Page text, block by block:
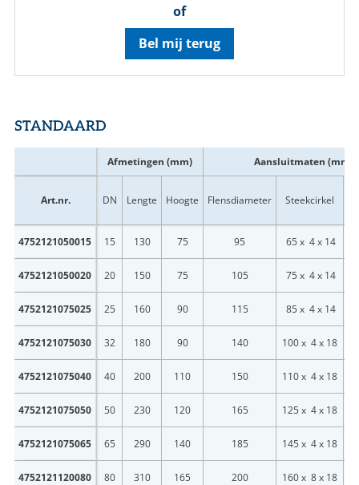
of
Bel mij terug
STANDAARD
Afmetingen (mm) Aansluitmaten (mm)
Art.nr. DN Lengte Hoogte Flensdiameter Steekcirkel
4752121050015 15 130 75 95 65 x 4 x 14
4752121050020 20 150 75 105 75 x 4 x 14
4752121075025 25 160 90 115 85 x 4 x 14
4752121075030 32 180 90 140 100 x 4 x 18
4752121075040 40 200 110 150 110 x 4 x 18
4752121075050 50 230 120 165 125 x 4 x 18
4752121075065 65 290 140 185 145 x 4 x 18
4752121120080 80 310 165 200 160 x 8 x 18